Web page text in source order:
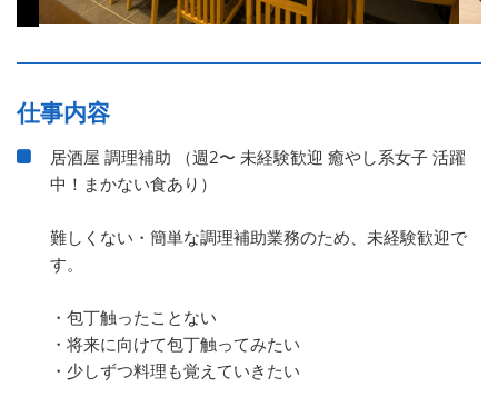
仕事内容
居酒屋 調理補助 （週2〜 未経験歓迎 癒やし系女子 活躍
中！まかない食あり）
難しくない・簡単な調理補助業務のため、未経験歓迎で
す。
・包丁触ったことない
・将来に向けて包丁触ってみたい
・少しずつ料理も覚えていきたい